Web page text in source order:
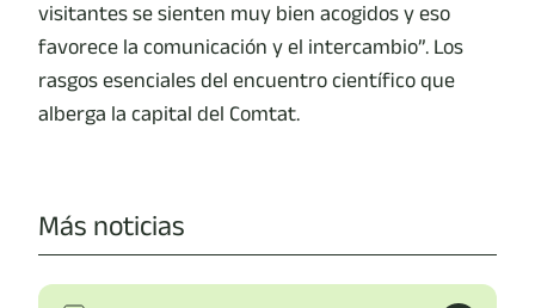
visitantes se sienten muy bien acogidos y eso
favorece la comunicación y el intercambio”. Los
rasgos esenciales del encuentro científico que
alberga la capital del Comtat.
Más noticias